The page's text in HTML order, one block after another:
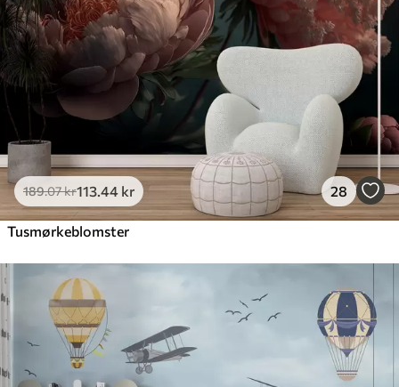
189.07kr113 .44 kr 28
Tusmørkeblomster